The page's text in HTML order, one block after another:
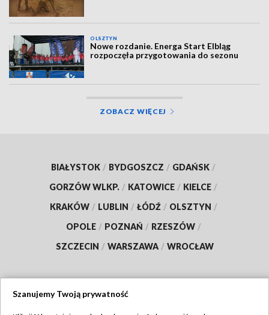
OLSZTYN
Nowe rozdanie. Energa Start Elbląg
rozpoczęła przygotowania do sezonu
ZOBACZ WIĘCEJ
BIAŁYSTOK / BYDGOSZCZ / GDAŃSK /
GORZÓW WLKP. / KATOWICE / KIELCE /
KRAKÓW / LUBLIN / ŁÓDŹ / OLSZTYN /
OPOLE / POZNAŃ / RZESZÓW /
SZCZECIN / WARSZAWA / WROCŁAW
Szanujemy Twoją prywatność